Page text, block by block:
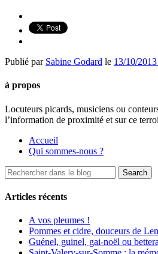
Publié par Sabine Godard le 13/10/
à propos
Locuteurs picards, musiciens ou
l’information de proximité et sur ce
Accueil
Qui sommes-nous ?
Articles récents
A vos pleumes !
Pommes et cidre, douceurs de
Guénel, guinel, gai-noël ou